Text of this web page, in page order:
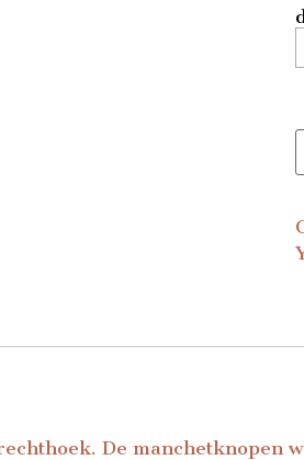
De manchetknopen